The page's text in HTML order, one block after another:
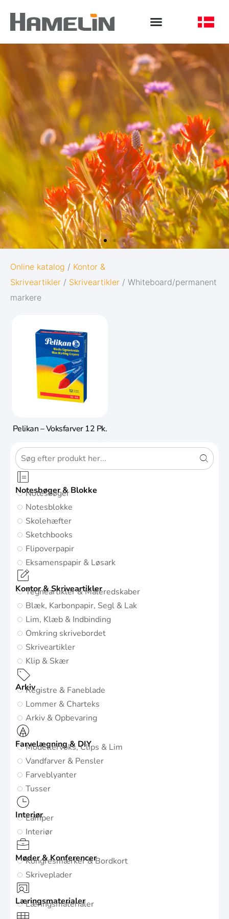
OXFORD
ORIGINS
livet:
Diskret og minimalistisk design
5 naturinspirerede farver med
matchende twin-wire
Notesbøger & Blokke
Notesbøger
Notesblokke
Skolehæfter
Sketchbooks
Flipoverpapir
Eksamenspapir & Løsark
Kontor & Skriveartikler
Tegneartikler & Måleredskaber
Blæk, Karbonpapir, Segl & Lak
Lim, Klæb & Indbinding
Omkring skrivebordet
Skriveartikler
Klip & Skær
ArkivRegistre & Faneblade
Lommer & Charteks
Arkiv & Opbevaring
Farvelægning & DIY
Modellervoks, Clips & Lim
Vandfarver & Pensler
Farveblyanter
Tusser
Interiør
Lamper
Interiør
Møder & Konferencer
Kongresmærker & Bordkort
Skriveplader
Læringsmaterialer
Læringsmaterialer
Online katalog / Kontor &
Skriveartikler / Skriveartikler / Whiteboard/permanent
markere
Pelikan – Voksfarver 12 Pk.